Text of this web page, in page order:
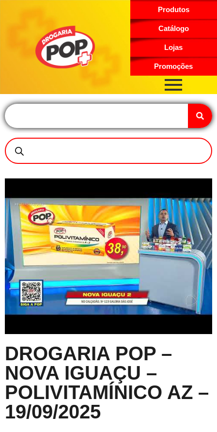
Produtos
Catálogo
Lojas
Promoções
DROGARIA POP –
NOVA IGUAÇU –
POLIVITAMÍNICO AZ –
19/09/2025